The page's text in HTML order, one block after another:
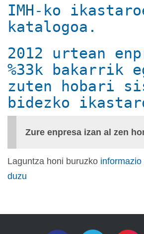
IMH-ko
katalogoa.
2012 urtean
%33k bakarrik
zuten hobari
bidezko
Zure enpresa izan al zen
Laguntza honi buruzko
duzu